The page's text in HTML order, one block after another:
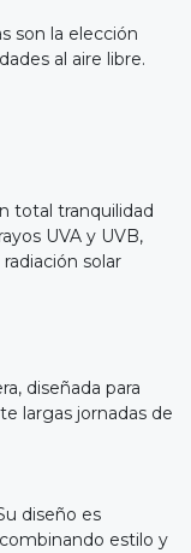
son la elección
al aire libre.
total tranquilidad
UVA y UVB,
solar
diseñada para
largas jornadas de
diseño es
estilo y